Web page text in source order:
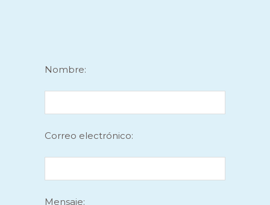
Nombre:
Correo electrónico:
Mensaje: